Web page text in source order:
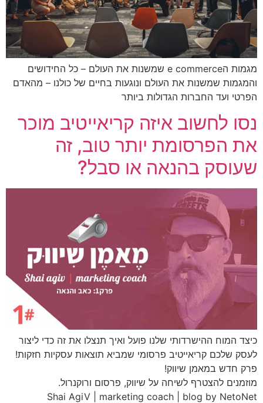
מגמות הe commerce שמשנות את העולם – כל החידושים
והמגמות שמשנות את העולם ונוגעות בחיים של כולנו – מהאדם
הפרטי ועד החברות הגדולות ביותר
נסו לחשוב איזה קריאייטיב מוכר
את הפרסומת יותר טוב, זה
שעוסק בהנאה או סבל?
כיצד המוח ההישרדותי שלנו פועל ואיך תנצלו את זה כדי ליצור
לעסק שלכם קריאייטיב פרסומי שמביא תוצאות עסקיות חזקות!
פרק חדש במאמן שיווק!
מוזמנים להצטרף לשיחה על שיווק, פרסום ורוקנרול.
Shai AgiV | marketing coach | blog by NetoNet